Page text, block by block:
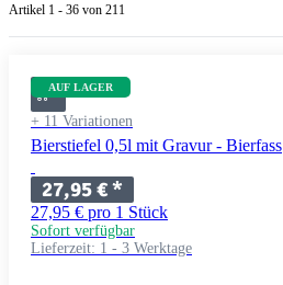
Artikel 1 - 36 von 211
AUF LAGER
+ 11 Variationen
Bierstiefel 0,5l mit Gravur - Bierfass
27,95 €*
27,95 € pro 1 Stück
Sofort verfügbar
Lieferzeit: 1 - 3 Werktage